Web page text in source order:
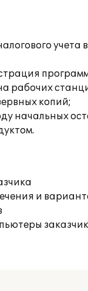
рабочих
копий;
начальных
и